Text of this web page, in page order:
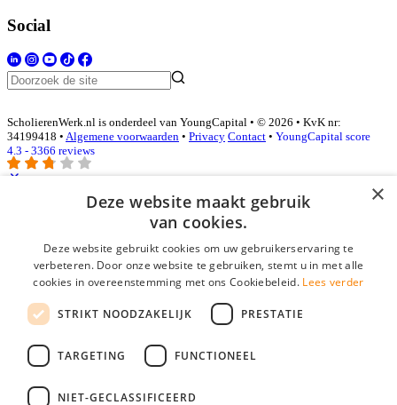
Social
ScholierenWerk.nl is onderdeel van YoungCapital • © 2026 • KvK nr:
34199418 • Algemene voorwaarden • Privacy Contact • YoungCapital score
4.3 - 3366 reviews
Inloggen als bedrijf
E-mail*
Wachtwoord
login gegevens onthouden
login
Bedrijf aanmelden
×
Deze website maakt gebruik
van cookies.
Deze website gebruikt cookies om uw gebruikerservaring te
verbeteren. Door onze website te gebruiken, stemt u in met alle
cookies in overeenstemming met ons Cookiebeleid. Lees verder
STRIKT NOODZAKELIJK PRESTATIE
TARGETING FUNCTIONEEL
NIET-GECLASSIFICEERD